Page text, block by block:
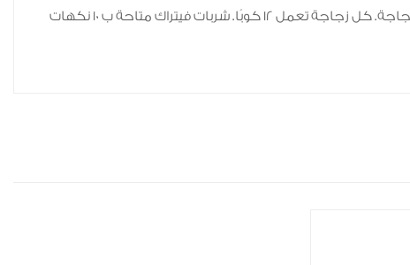
استمتع بالطعم المنعش للعصير مع كل كوب من عصير ڤيتراك المركز. أيًا كانت النكهة التي تختارها ، نضمن لك مذاقًا رائعًا في كل زجاجة. كل زجاجة تعمل 12 كوبًا. شربات فيتراك متاحة ب 10 نكهات